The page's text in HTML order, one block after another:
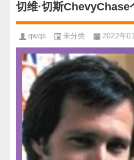
切维·切斯
qwqs 未分类 2022年